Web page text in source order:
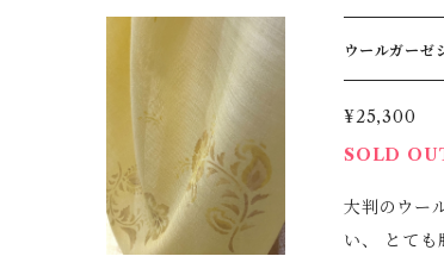
外３シーズ
びにも適しています。 生地の左右で大きく染め分
に変化を楽しめます。 ＊すべて手染めゆえ、多少
洗いでお手
ウールガーゼ
¥25,300
SOLD
大判のウールガーゼ
い、 とても